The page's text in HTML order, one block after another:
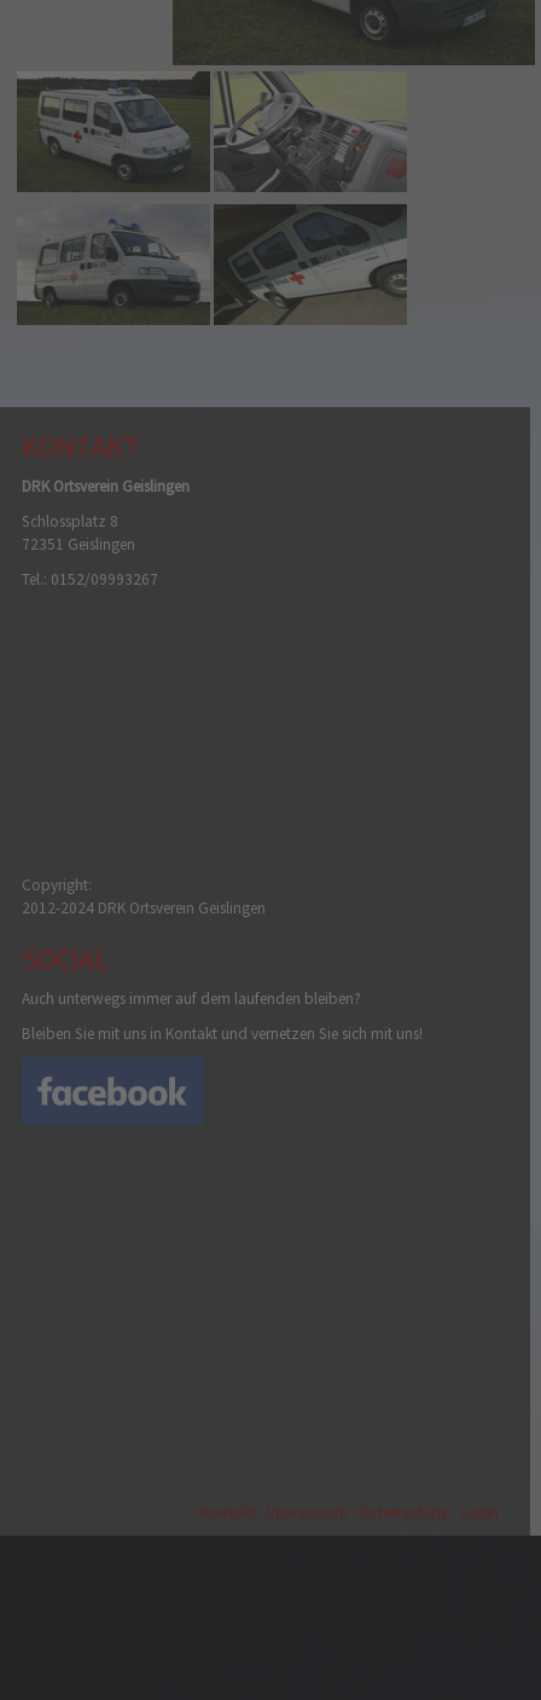
KONTAKT
DRK Ortsverein Geislingen
Schlossplatz 8
72351 Geislingen
Tel.: 0152/09993267
Copyright:
2012-2024 DRK Ortsverein Geislingen
SOCIAL
Auch unterwegs immer auf dem laufenden bleiben?
Bleiben Sie mit uns in Kontakt und vernetzen Sie sich mit uns!
Kontakt| Impressum Datenschutz Login